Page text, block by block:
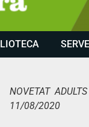
NOVETAT ADULTS
11/08/2020